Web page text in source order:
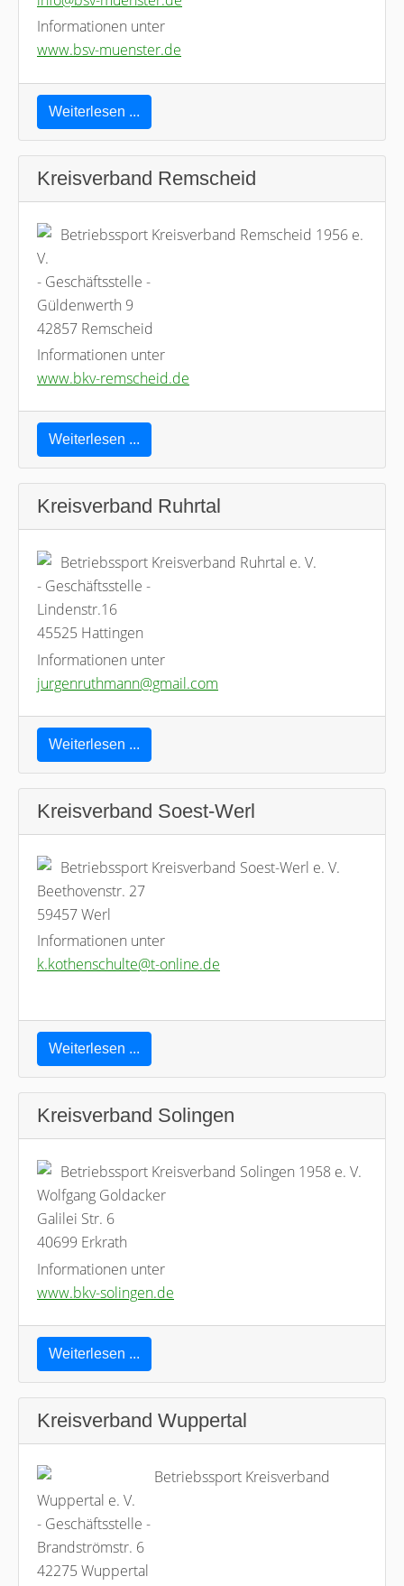
Informationen unter
www.bsv-muenster.de
Weiterlesen ...
Kreisverband Remscheid
Betriebssport Kreisverband Remscheid 1956 e.
V.
- Geschäftsstelle -
Güldenwerth 9
42857 Remscheid
Informationen unter
www.bkv-remscheid.de
Weiterlesen ...
Kreisverband Ruhrtal
Betriebssport Kreisverband Ruhrtal e. V.
- Geschäftsstelle -
Lindenstr.16
45525 Hattingen
Informationen unter
jurgenruthmann@gmail.com
Weiterlesen ...
Kreisverband Soest-Werl
Betriebssport Kreisverband Soest-Werl e. V.
Beethovenstr. 27
59457 Werl
Informationen unter
k.kothenschulte@t-online.de
Weiterlesen ...
Kreisverband Solingen
Betriebssport Kreisverband Solingen 1958 e. V.
Wolfgang Goldacker
Galilei Str. 6
40699 Erkrath
Informationen unter
www.bkv-solingen.de
Weiterlesen ...
Kreisverband Wuppertal
Betriebssport Kreisverband
Wuppertal e. V.
- Geschäftsstelle -
Brandströmstr. 6
42275 Wuppertal